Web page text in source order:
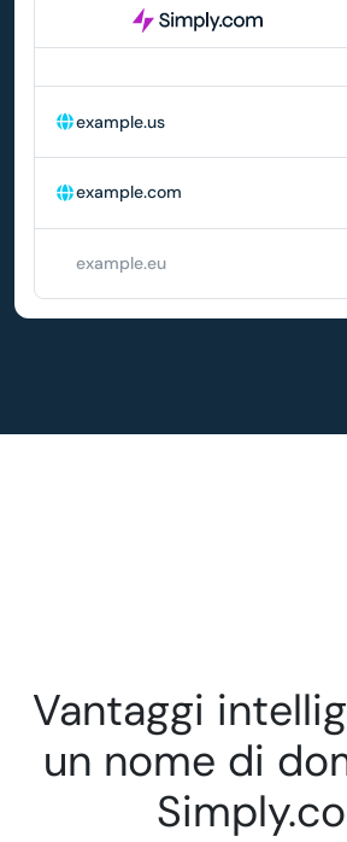
example.us
example.com
example.eu
Vantaggi
un nome di